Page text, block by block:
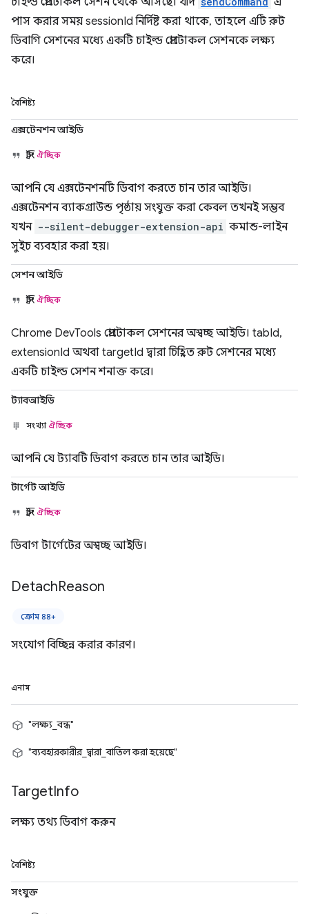
পাস করার সময় sessionId নির্দিষ্ট করা থাকে, তাহলে এটি রুট
ডিবাগি সেশনের মধ্যে একটি চাইল্ড প্রোটোকল সেশনকে লক্ষ্য
করে।
বৈশিষ্ট্য
এক্সটেনশন আইডি
স্ট্রিং ঐচ্ছিক
আপনি যে এক্সটেনশনটি ডিবাগ করতে চান তার আইডি।
এক্সটেনশন ব্যাকগ্রাউন্ড পৃষ্ঠায় সংযুক্ত করা কেবল তখনই সম্ভব
যখন --silent-debugger-extension-api কমান্ড-লাইন
সুইচ ব্যবহার করা হয়।
সেশন আইডি
স্ট্রিং ঐচ্ছিক
Chrome DevTools প্রোটোকল সেশনের অস্বচ্ছ আইডি। tabId,
extensionId অথবা targetId দ্বারা চিহ্নিত রুট সেশনের মধ্যে
একটি চাইল্ড সেশন শনাক্ত করে।
ট্যাবআইডি
সংখ্যাঐচ্ছিক
আপনি যে ট্যাবটি ডিবাগ করতে চান তার আইডি।
টার্গেট আইডি
স্ট্রিং ঐচ্ছিক
ডিবাগ টার্গেটের অস্বচ্ছ আইডি।
DetachReason
ক্রোম ৪৪+
সংযোগ বিচ্ছিন্ন করার কারণ।
এনাম
"লক্ষ্য_বন্ধ"
"ব্যবহারকারীর_দ্বারা_বাতিল করা হয়েছে"
TargetInfo
লক্ষ্য তথ্য ডিবাগ করুন
বৈশিষ্ট্য
সংযুক্ত